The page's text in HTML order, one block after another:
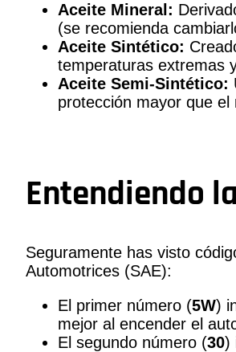
Aceite Mineral:
(se recomienda
Aceite Sintético:
temperaturas extremas
Aceite Semi-Sintético:
protección mayor que
Entendiendo
Seguramente has visto
Automotrices (SAE):
El primer número (5W)
mejor al encender el
El segundo número (30)